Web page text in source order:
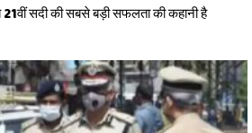
सदी की सबसे बड़ी सफलता की कहानी है